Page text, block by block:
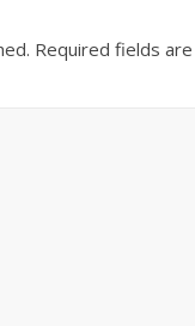
Required fields